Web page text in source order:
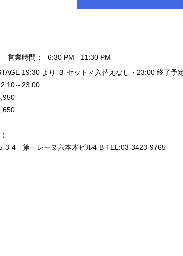
営業時間：
6:30 PM - 11:30 PM
19:30 より ３ セット＜入替えなし・23:00 終了
～23:00
3-4 第一レーヌ六本木ビル4-B TEL:03-3423-9765